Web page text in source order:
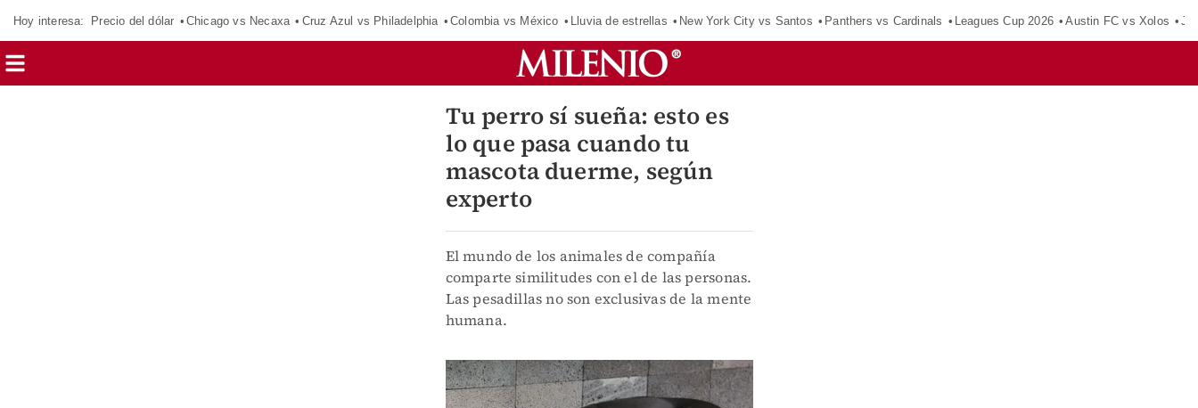
Hoy interesa: Precio del dólar Chicago vs Necaxa Cruz Azul vs Philadelphia Colombia vs México Lluvia de estrellas New York City vs Santos Panthers vs Cardinals Leagues Cup 2026 Austin FC vs Xolos
Tu perro sí sueña: esto es
lo que pasa cuando tu
mascota duerme, según
experto
El mundo de los animales de compañía
comparte similitudes con el de las personas.
Las pesadillas no son exclusivas de la mente
humana.